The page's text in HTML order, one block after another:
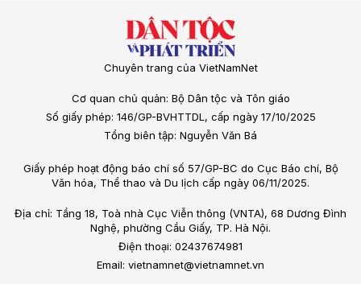
Chuyên trang của VietNamNet
Cơ quan chủ quản: Bộ Dân tộc và Tôn giáo
Số giấy phép: 146/GP-BVHTTDL, cấp ngày 17/10/2025
Tổng biên tập: Nguyễn Văn Bá
Giấy phép hoạt động báo chí số 57/GP-BC do Cục Báo chí, Bộ
Văn hóa, Thể thao và Du lịch cấp ngày 06/11/2025.
Địa chỉ: Tầng 18, Toà nhà Cục Viễn thông (VNTA), 68 Dương Đình
Nghệ, phường Cầu Giấy, TP. Hà Nội.
Điện thoại: 02437674981
Email: vietnamnet@vietnamnet.vn